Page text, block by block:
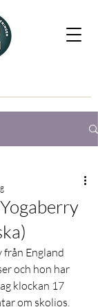
England
och hon har
klockan 17
om skolios.